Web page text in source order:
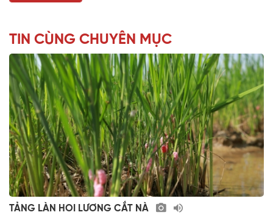
TIN CÙNG CHUYÊN MỤC
TẢNG LÀN HOI LƯƠNG CẮT NÀ